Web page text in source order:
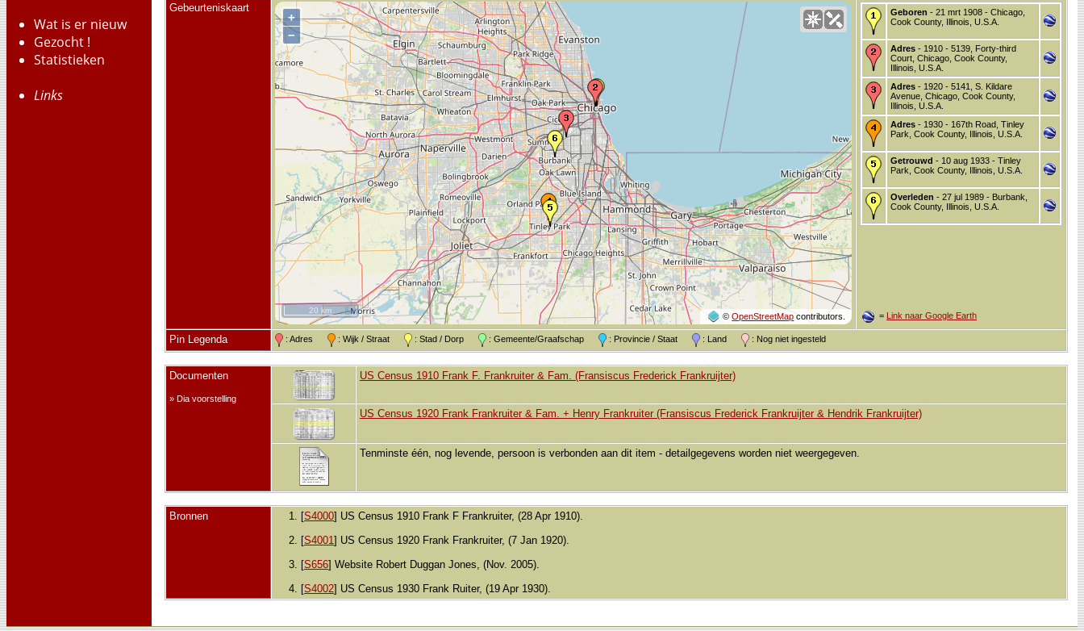
Wat is er nieuw
Gezocht !
Statistieken
Links
Gebeurteniskaart
+
−
©OpenStreetMap contributors.
20 km
Geboren - 21 mrt 1908 - Chicago,
Cook County, Illinois, U.S.A.
Adres - 1910 - 5139, Forty-third
Court, Chicago, Cook County,
Illinois, U.S.A.
Adres - 1920 - 5141, S. Kildare
Avenue, Chicago, Cook County,
Illinois, U.S.A.
Adres - 1930 - 167th Road, Tinley
Park, Cook County, Illinois, U.S.A.
Getrouwd - 10 aug 1933 - Tinley
Park, Cook County, Illinois, U.S.A.
Overleden - 27 jul 1989 - Burbank,
Cook County, Illinois, U.S.A.
= Link naar Google Earth
Pin Legenda : Adres : Wijk / Straat : Stad / Dorp : Gemeente/Graafschap : Provincie / Staat : Land : Nog niet ingesteld
Documenten
» Dia voorstelling
US Census 1910 Frank F. Frankruiter & Fam. (Fransiscus Frederick Frankruijter)
US Census 1920 Frank Frankruiter & Fam. + Henry Frankruiter (Fransiscus Frederick Frankruijter & Hendrik Frankruijter)
Tenminste één, nog levende, persoon is verbonden aan dit item - detailgegevens worden niet weergegeven.
Bronnen [S4000] US Census 1910 Frank F Frankruiter, (28 Apr 1910).
[S4001] US Census 1920 Frank Frankruiter, (7 Jan 1920).
[S656] Website Robert Duggan Jones, (Nov. 2005).
[S4002] US Census 1930 Frank Ruiter, (19 Apr 1930).